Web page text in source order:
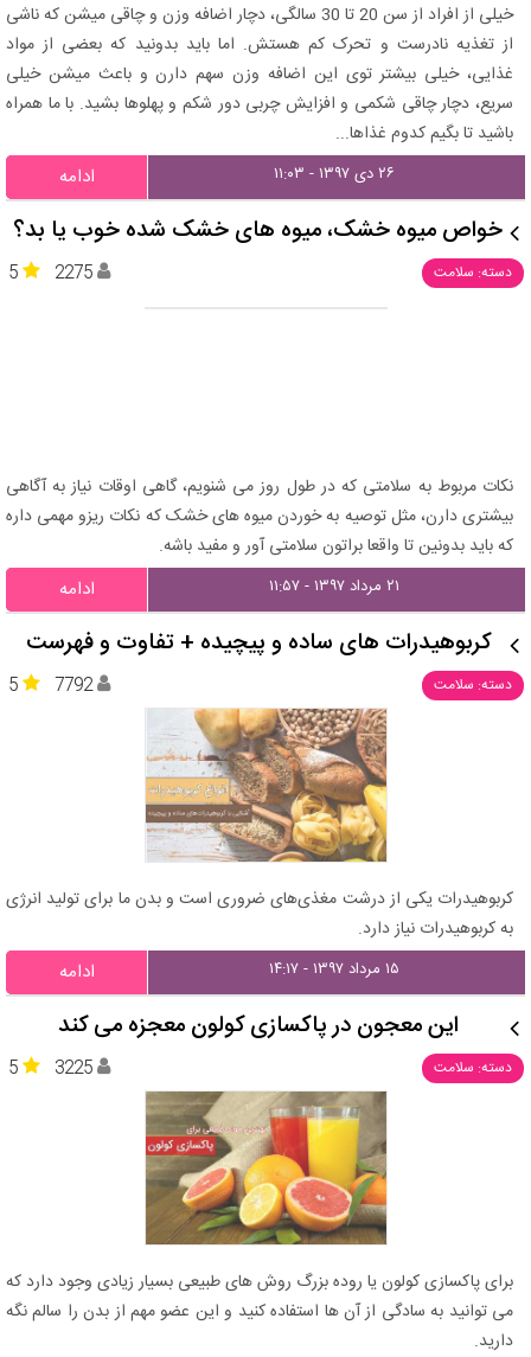
خیلی از افراد از سن 20 تا 30 سالگی، دچار اضافه وزن و چاقی میشن که ناشی
از تغذیه نادرست و تحرک کم هستش. اما باید بدونید که بعضی از مواد
غذایی، خیلی بیشتر توی این اضافه وزن سهم دارن و باعث میشن خیلی
سریع، دچار چاقی شکمی و افزایش چربی دور شکم و پهلوها بشید. با ما همراه
باشید تا بگیم کدوم غذاها...
۲۶ دی ۱۳۹۷ - ۱۱:۰۳ ادامه
خواص میوه خشک، میوه های خشک شده خوب یا بد؟
دسته: سلامت 5 2275
نکات مربوط به سلامتی که در طول روز می شنویم، گاهی اوقات نیاز به آگاهی
بیشتری دارن، مثل توصیه به خوردن میوه های خشک که نکات ریزو مهمی داره
که باید بدونین تا واقعا براتون سلامتی آور و مفید باشه.
۲۱ مرداد ۱۳۹۷ - ۱۱:۵۷ ادامه
کربوهیدرات های ساده و پیچیده + تفاوت و فهرست
دسته: سلامت 5 7792
کربوهیدرات یکی از درشت مغذی‌های ضروری است و بدن ما برای تولید انرژی
به کربوهیدرات نیاز دارد.
۱۵ مرداد ۱۳۹۷ - ۱۴:۱۷ ادامه
این معجون در پاکسازی کولون معجزه می کند
دسته: سلامت 5 3225
برای پاکسازی کولون یا روده بزرگ روش های طبیعی بسیار زیادی وجود دارد که
می توانید به سادگی از آن ها استفاده کنید و این عضو مهم از بدن را سالم نگه
دارید.